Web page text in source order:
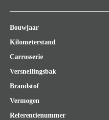
Bouwjaar
Kilometerstand
Carrosserie
Versnellingsbak
Brandstof
Vermogen
Referentienummer